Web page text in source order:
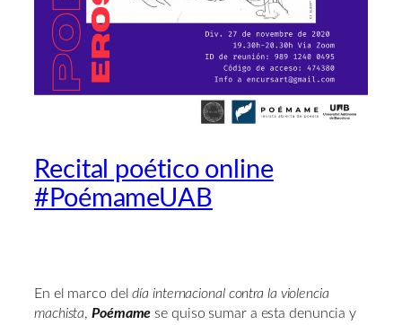
Recital poético online
#PoémameUAB
En el marco deldía internacional contra la violencia
machista,Poémame se quiso sumar a esta denuncia y